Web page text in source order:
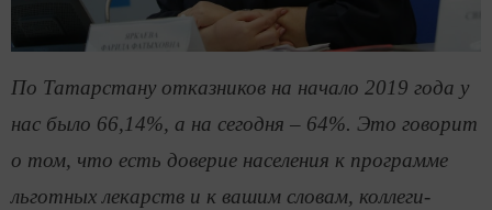
По Татарстану отказников на начало 2019 года у
нас было 66,14%, а на сегодня – 64%. Это говорит
о том, что есть доверие населения к программе
льготных лекарств и к вашим словам, коллеги-